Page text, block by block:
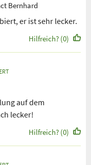
Bernhard
er ist sehr lecker.
Hilfreich? (0)
auf dem
lecker!
Hilfreich? (0)